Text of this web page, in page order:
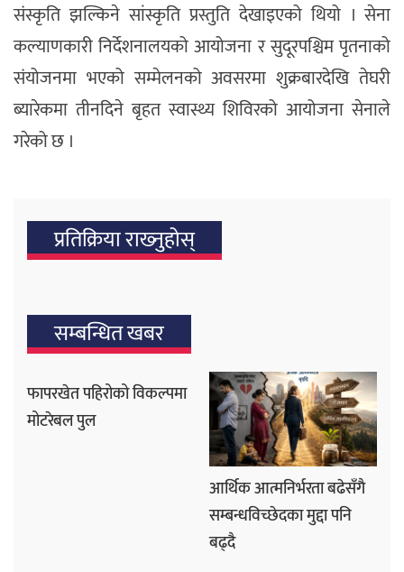
संस्कृति झल्किने सांस्कृति प्रस्तुति देखाइएको थियो । सेना
कल्याणकारी निर्देशनालयको आयोजना र सुदूरपश्चिम पृतनाको
संयोजनमा भएको सम्मेलनको अवसरमा शुक्रबारदेखि तेघरी
ब्यारेकमा तीनदिने बृहत स्वास्थ्य शिविरको आयोजना सेनाले
गरेको छ ।
प्रतिक्रिया राख्‍नुहोस्
सम्बन्धित खबर
फापरखेत पहिरोको विकल्पमा
मोटरेबल पुल
आर्थिक आत्मनिर्भरता बढेसँगै
सम्बन्धविच्छेदका मुद्दा पनि
बढ्दै